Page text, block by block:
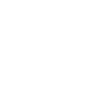
o realiza compras